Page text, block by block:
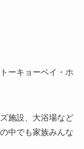
ーキョーベイ・ホ
施設、大浴場など
中でも家族みんな